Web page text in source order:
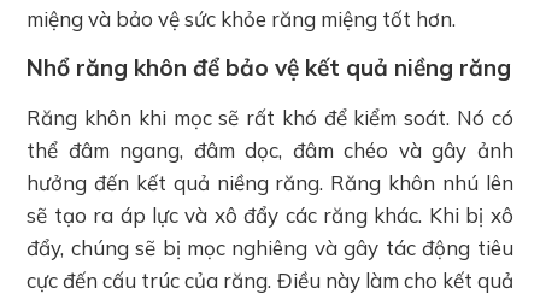
miệng và bảo vệ sức khỏe răng miệng tốt hơn.
Nhổ răng khôn để bảo vệ kết quả niềng răng
Răng khôn khi mọc sẽ rất khó để kiểm soát. Nó có
thể đâm ngang, đâm dọc, đâm chéo và gây ảnh
hưởng đến kết quả niềng răng. Răng khôn nhú lên
sẽ tạo ra áp lực và xô đẩy các răng khác. Khi bị xô
đẩy, chúng sẽ bị mọc nghiêng và gây tác động tiêu
cực đến cấu trúc của răng. Điều này làm cho kết quả